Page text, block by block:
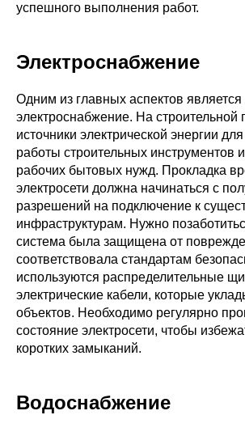
успешного выполнения работ.
Электроснабжение
Одним из главных аспектов является
электроснабжение. На
источники электрической энергии
работы строительных инструментов
рабочих бытовых нужд. Прокладка
электросети должна начинаться с
разрешений на подключение к
инфраструктурам. Нужно
система была защищена от
соответствовала стандартам
используются распределительные
электрические кабели, которые
объектов. Необходимо регулярно
состояние электросети, чтобы
коротких замыканий.
Водоснабжение